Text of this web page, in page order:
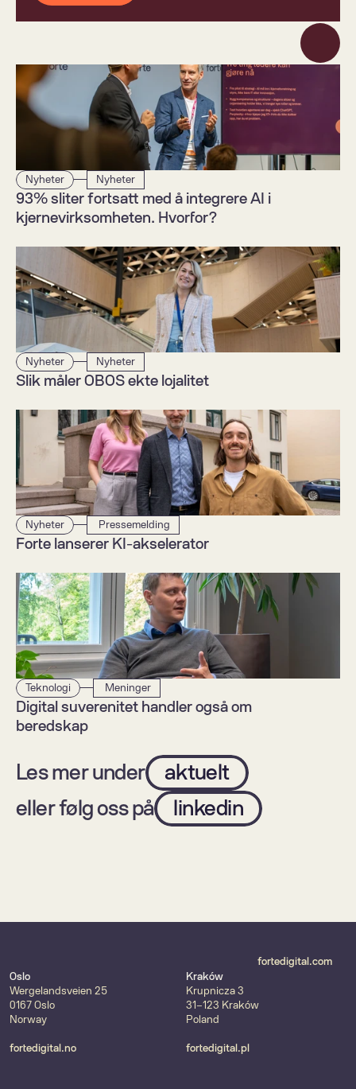
Nyheter Nyheter
93% sliter fortsatt med å integrere AI i
kjernevirksomheten. Hvorfor?
Nyheter Nyheter
Slik måler OBOS ekte lojalitet
Nyheter Pressemelding
Forte lanserer KI-akselerator
Teknologi Meninger
Digital suverenitet handler også om
beredskap
Les mer under
aktuelt
eller følg oss på
linkedin
fortedigital.com
Oslo
Wergelandsveien 25
0167 Oslo
Norway
fortedigital.no
Kraków
Krupnicza 3
31-123 Kraków
Poland
fortedigital.pl